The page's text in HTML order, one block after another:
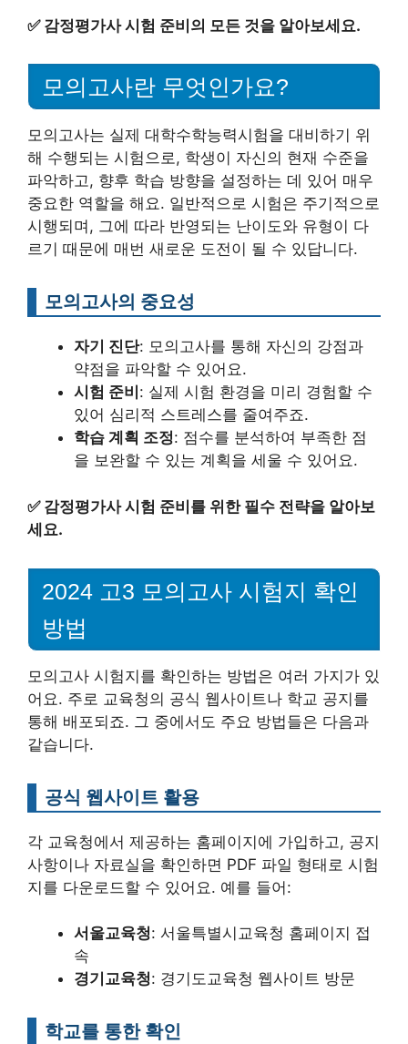
✅ 감정평가사 시험 준비의 모든 것을 알아보세요.
모의고사란 무엇인가요?
모의고사는 실제 대학수학능력시험을 대비하기 위
해 수행되는 시험으로, 학생이 자신의 현재 수준을
파악하고, 향후 학습 방향을 설정하는 데 있어 매우
중요한 역할을 해요. 일반적으로 시험은 주기적으로
시행되며, 그에 따라 반영되는 난이도와 유형이 다
르기 때문에 매번 새로운 도전이 될 수 있답니다.
모의고사의 중요성
자기 진단: 모의고사를 통해 자신의 강점과
약점을 파악할 수 있어요.
시험 준비 : 실제 시험 환경을 미리 경험할 수
있어 심리적 스트레스를 줄여주죠.
학습 계획 조정: 점수를 분석하여 부족한 점
을 보완할 수 있는 계획을 세울 수 있어요.
✅ 감정평가사 시험 준비를 위한 필수 전략을 알아보
세요.
2024 고3 모의고사 시험지 확인
방법
모의고사 시험지를 확인하는 방법은 여러 가지가 있
어요. 주로 교육청의 공식 웹사이트나 학교 공지를
통해 배포되죠. 그 중에서도 주요 방법들은 다음과
같습니다.
공식 웹사이트 활용
각 교육청에서 제공하는 홈페이지에 가입하고, 공지
사항이나 자료실을 확인하면 PDF 파일 형태로 시험
지를 다운로드할 수 있어요. 예를 들어:
서울교육청: 서울특별시교육청 홈페이지 접
속
경기교육청: 경기도교육청 웹사이트 방문
학교를 통한 확인